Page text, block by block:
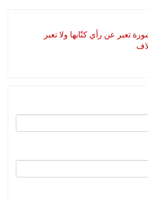
تعبر عن رأي كتّابها ولا تعبر